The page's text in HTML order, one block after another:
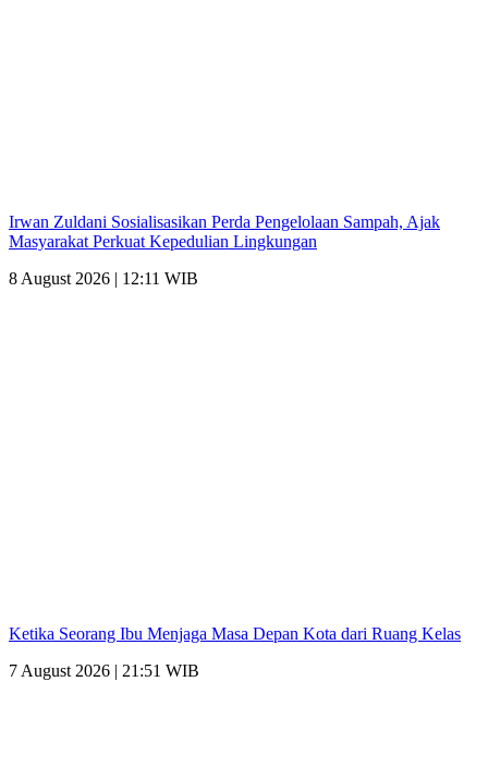
Irwan Zuldani Sosialisasikan Perda Pengelolaan Sampah, Ajak
Masyarakat Perkuat Kepedulian Lingkungan
8 August 2026 | 12:11 WIB
Ketika Seorang Ibu Menjaga Masa Depan Kota dari Ruang Kelas
7 August 2026 | 21:51 WIB